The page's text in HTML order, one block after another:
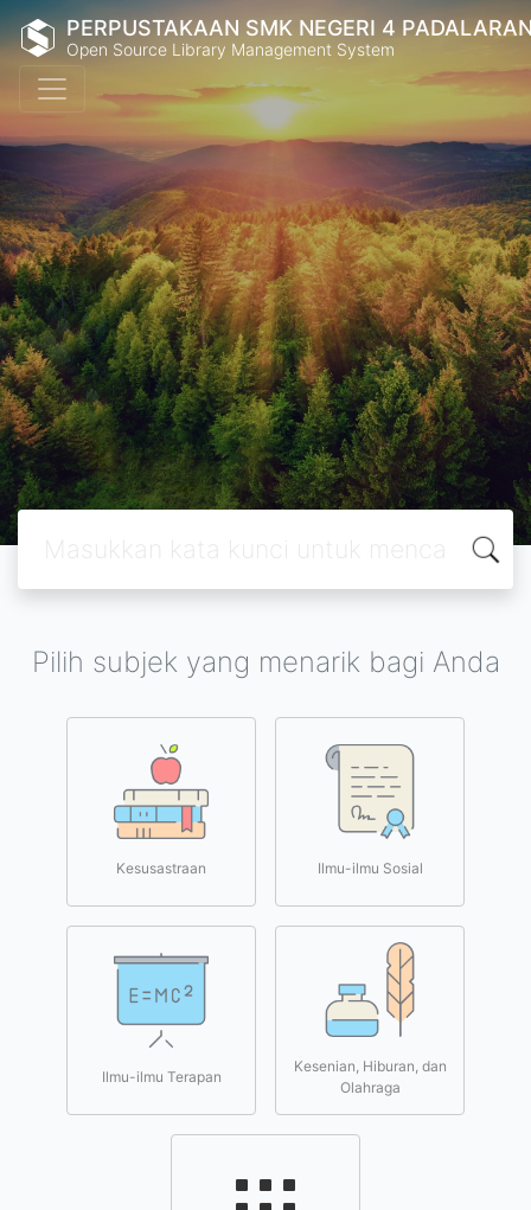
PERPUSTAKAAN SMK NEGERI 4
Open Source Library Management System
Pilih subjek yang menarik bagi Anda
Kesusastraan Ilmu-ilmu Sosial
Ilmu-ilmu Terapan
Kesenian, Hiburan, dan
Olahraga